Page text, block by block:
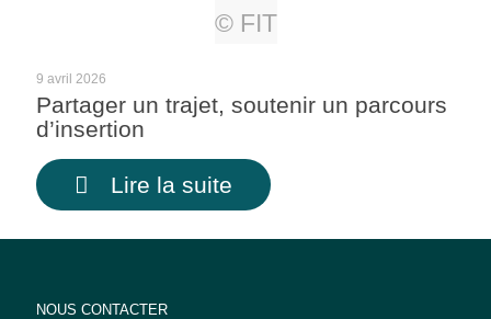
© FIT
9 avril 2026
Partager un trajet, soutenir un parcours
d’insertion
Lire la suite
NOUS CONTACTER